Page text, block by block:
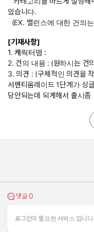
있습니다.
(EX. 밸런스에 대한 건의
[기재사항]
1. 캐릭터명 :
2. 건의 내용 : (원하시는 건
3. 의견 : (구체적인 의견을
서펜티움레이드 1단계가 싱
당안되는데 되게해서 출시좀
댓글 보기
댓글 0
로그인이 필요한 서비스 입니